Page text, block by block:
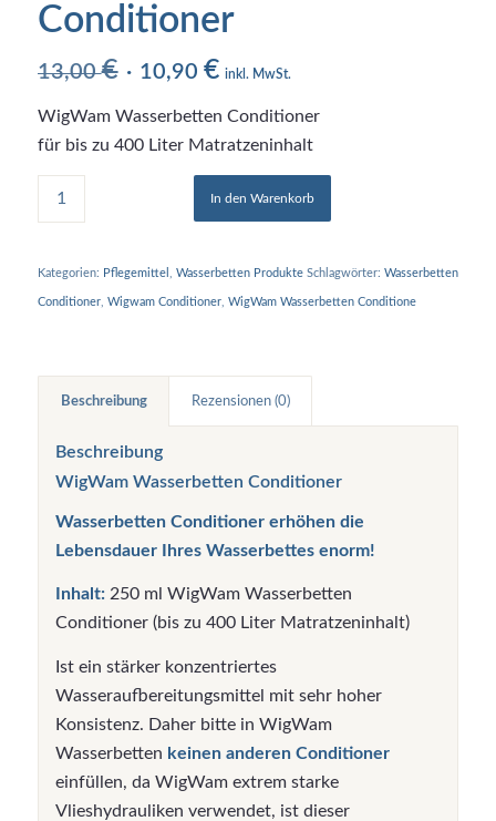
Conditioner
13,00€ Ursprünglicher
war:
13,00 €
10,90 €Aktueller
ist:
10,90 €.
inkl. MwSt.
WigWam Wasserbetten Conditioner
für bis zu 400 Liter Matratzeninhalt
In den Warenkorb
Kategorien: Pflegemittel Wasserbetten Produkte Schlagwörter: Wasserbetten
Conditioner, Wigwam Conditioner, WigWam Wasserbetten Conditione
Beschreibung Rezensionen (0)
Beschreibung
WigWam Wasserbetten Conditioner
Wasserbetten Conditioner erhöhen die
Lebensdauer Ihres Wasserbettes enorm!
Inhalt:250 ml WigWam Wasserbetten
Conditioner (bis zu 400 Liter Matratzeninhalt)
Ist ein stärker konzentriertes
Wasseraufbereitungsmittel mit sehr hoher
Konsistenz. Daher bitte in WigWam
Wasserbetten keinen anderen Conditioner
einfüllen, da WigWam extrem starke
Vlieshydrauliken verwendet, ist dieser